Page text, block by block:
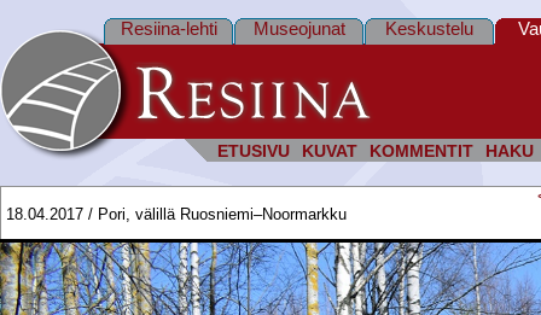
ETUSIVU KUVAT KOMMENTIT HAKU
Resiina-lehti Museojunat Keskustelu
18.04.2017 / Pori, välillä Ruosniemi–Noormarkku